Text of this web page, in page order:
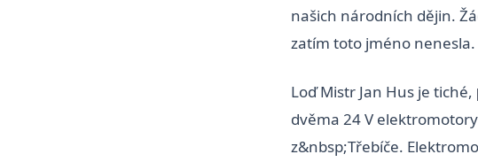
našich národních dějin.
zatím toto jméno nenesla.
Loď Mistr Jan Hus je tiché,
dvěma 24 V
z&nbsp;Třebíče.